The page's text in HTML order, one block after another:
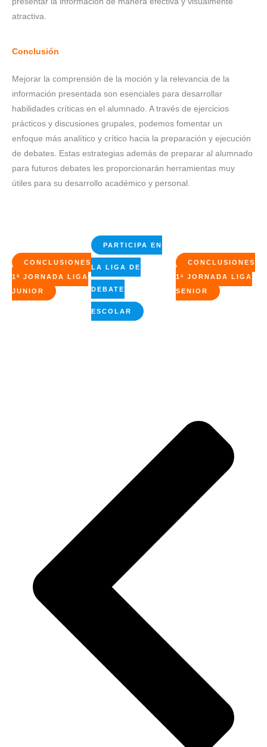
atractiva.
Conclusión
Mejorar la comprensión de la moción y la relevancia de la
información presentada son esenciales para desarrollar
habilidades críticas en el alumnado. A través de ejercicios
prácticos y discusiones grupales, podemos fomentar un
enfoque más analítico y crítico hacia la preparación y ejecución
de debates. Estas estrategias además de preparar al alumnado
para futuros debates les proporcionarán herramientas muy
útiles para su desarrollo académico y personal.
CONCLUSIONES
1ª JORNADA LIGA
JUNIOR
PARTICIPA EN
LA LIGA DE
DEBATE
ESCOLAR
CONCLUSIONES
1ª JORNADA LIGA
SENIOR